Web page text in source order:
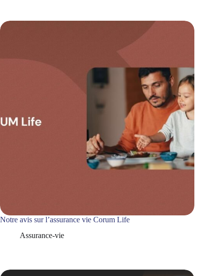
Notre avis sur l’assurance vie Corum Life
Assurance-vie